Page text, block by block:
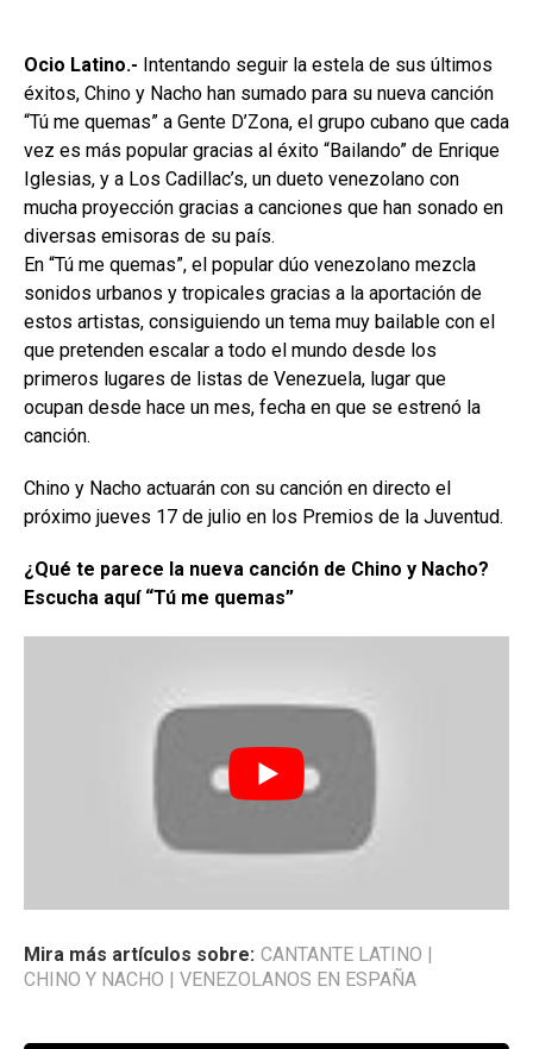
Ocio Latino.- Intentando seguir la estela de sus últimos
éxitos, Chino y Nacho han sumado para su nueva canción
“Tú me quemas” a Gente D’Zona, el grupo cubano que cada
vez es más popular gracias al éxito “Bailando” de Enrique
Iglesias, y a Los Cadillac’s, un dueto venezolano con
mucha proyección gracias a canciones que han sonado en
diversas emisoras de su país.
En “Tú me quemas”, el popular dúo venezolano mezcla
sonidos urbanos y tropicales gracias a la aportación de
estos artistas, consiguiendo un tema muy bailable con el
que pretenden escalar a todo el mundo desde los
primeros lugares de listas de Venezuela, lugar que
ocupan desde hace un mes, fecha en que se estrenó la
canción.
Chino y Nacho actuarán con su canción en directo el
próximo jueves 17 de julio en los Premios de la Juventud.
¿Qué te parece la nueva canción de Chino y Nacho?
Escucha aquí “Tú me quemas”
Mira más artículos sobre: CANTANTE LATINO |
CHINO Y NACHO | VENEZOLANOS EN ESPAÑA